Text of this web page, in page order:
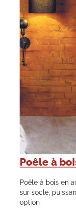
Poêle à
Poêle à bois en
sur socle,
option